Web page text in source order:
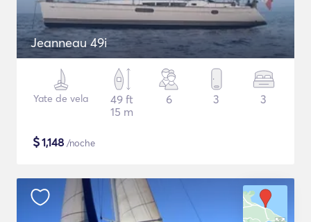
Jeanneau 49i
Yate de vela
49 ft
15 m
6 3 3
$1,148 /noche